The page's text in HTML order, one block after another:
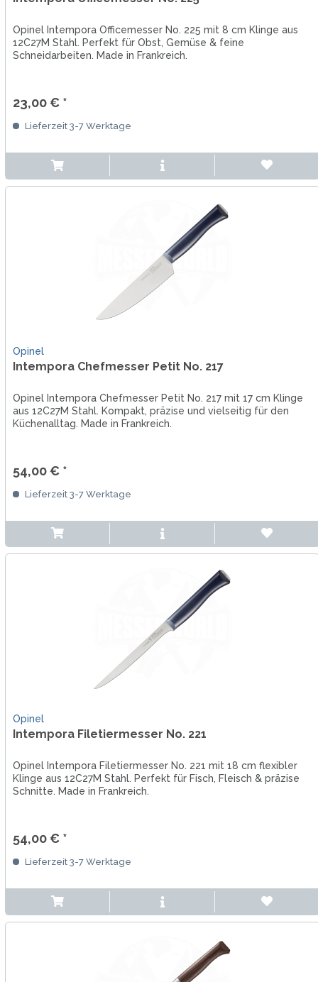
Opinel Intempora Officemesser No. 225 mit 8 cm Klinge aus
12C27M Stahl. Perfekt für Obst, Gemüse & feine
Schneidarbeiten. Made in Frankreich.
23,00 € *
Lieferzeit 3-7 Werktage
Opinel
Intempora Chefmesser Petit No. 217
Opinel Intempora Chefmesser Petit No. 217 mit 17 cm Klinge
aus 12C27M Stahl. Kompakt, präzise und vielseitig für den
Küchenalltag. Made in Frankreich.
54,00 € *
Lieferzeit 3-7 Werktage
Opinel
Intempora Filetiermesser No. 221
Opinel Intempora Filetiermesser No. 221 mit 18 cm flexibler
Klinge aus 12C27M Stahl. Perfekt für Fisch, Fleisch & präzise
Schnitte. Made in Frankreich.
54,00 € *
Lieferzeit 3-7 Werktage